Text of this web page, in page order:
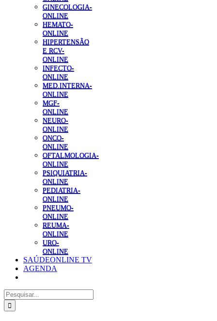
GINECOLOGIA-
ONLINE
HEMATO-
ONLINE
HIPERTENSÃO
E RCV-
ONLINE
INFECTO-
ONLINE
MED.INTERNA-
ONLINE
MGF-
ONLINE
NEURO-
ONLINE
ONCO-
ONLINE
OFTALMOLOGIA-
ONLINE
PSIQUIATRIA-
ONLINE
PEDIATRIA-
ONLINE
PNEUMO-
ONLINE
REUMA-
ONLINE
URO-
ONLINE
SAÚDEONLINE TV
AGENDA
Pesquisar